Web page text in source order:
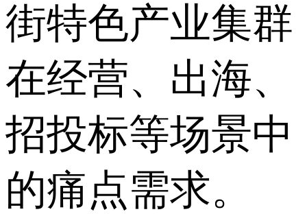
街特色产业集群
在经营、出海、
招投标等场景中
的痛点需求。